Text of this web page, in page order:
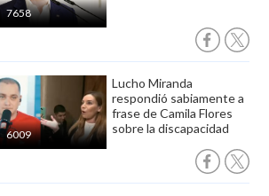
7658
6009
Lucho Miranda
respondió sabiamente a
frase de Camila Flores
sobre la discapacidad